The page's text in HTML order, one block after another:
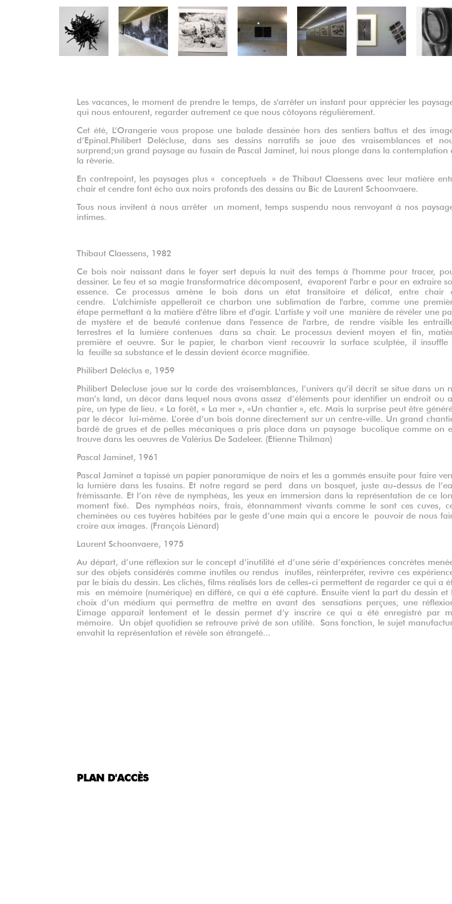
Précédent
Les vacances, le moment de prendre le temps, de s'arrêter un instant pour apprécier les
qui nous entourent, regarder autrement ce que nous côtoyons régulièrement.
Cet été, L’Orangerie vous propose une balade dessinée hors des sentiers battus et des
d’Epinal.Philibert Delécluse, dans ses dessins narratifs se joue des vraisemblances et
surprend;un grand paysage au fusain de Pascal Jaminet, lui nous plonge dans la contemplation
la rêverie.
En contrepoint, les paysages plus « conceptuels » de Thibaut Claessens avec leur matière
chair et cendre font écho aux noirs profonds des dessins au Bic de Laurent Schoonvaere.
Tous nous invitent à nous arrêter un moment, temps suspendu nous renvoyant à nos
intimes.
Thibaut Claessens, 1982
Ce bois noir naissant dans le foyer sert depuis la nuit des temps à l'homme pour tracer,
dessiner. Le feu et sa magie transformatrice décomposent, évaporent l'arbr e pour en extraire
essence. Ce processus amène le bois dans un état transitoire et délicat, entre chair
cendre. L'alchimiste appellerait ce charbon une sublimation de l'arbre, comme une
étape permettant à la matière d'être libre et d'agir. L'artiste y voit une manière de révéler une
de mystère et de beauté contenue dans l'essence de l'arbre, de rendre visible les
terrestres et la lumière contenues dans sa chair. Le processus devient moyen et fin,
première et oeuvre. Sur le papier, le charbon vient recouvrir la surface sculptée, il insuffle
la feuille sa substance et le dessin devient écorce magnifiée.
Philibert Deléclus e, 1959
Philibert Delecluse joue sur la corde des vraisemblances, l’univers qu’il décrit se situe dans un
man’s land, un décor dans lequel nous avons assez d’éléments pour identifier un endroit ou
pire, un type de lieu. « La forêt, « La mer », «Un chantier », etc. Mais la surprise peut être
par le décor lui-même. L’orée d’un bois donne directement sur un centre-ville. Un grand
bardé de grues et de pelles mécaniques a pris place dans un paysage bucolique comme on
trouve dans les oeuvres de Valérius De Sadeleer. (Etienne Thilman)
Pascal Jaminet, 1961
Pascal Jaminet a tapissé un papier panoramique de noirs et les a gommés ensuite pour faire
la lumière dans les fusains. Et notre regard se perd dans un bosquet, juste au-dessus de
frémissante. Et l’on rêve de nymphéas, les yeux en immersion dans la représentation de ce
moment fixé. Des nymphéas noirs, frais, étonnamment vivants comme le sont ces cuves,
cheminées ou ces tuyères habitées par le geste d’une main qui a encore le pouvoir de nous
croire aux images. (François Liénard)
Laurent Schoonvaere, 1975
Au départ, d’une réflexion sur le concept d’inutilité et d’une série d’expériences concrètes
sur des objets considérés comme inutiles ou rendus inutiles, réinterpréter, revivre ces
par le biais du dessin. Les clichés, films réalisés lors de celles-ci permettent de regarder ce qui a
mis en mémoire (numérique) en différé, ce qui a été capturé. Ensuite vient la part du dessin et
choix d’un médium qui permettra de mettre en avant des sensations perçues, une
L’image apparait lentement et le dessin permet d’y inscrire ce qui a été enregistré par
mémoire. Un objet quotidien se retrouve privé de son utilité. Sans fonction, le sujet
envahit la représentation et révèle son étrangeté...
PLAN D'ACCÈS